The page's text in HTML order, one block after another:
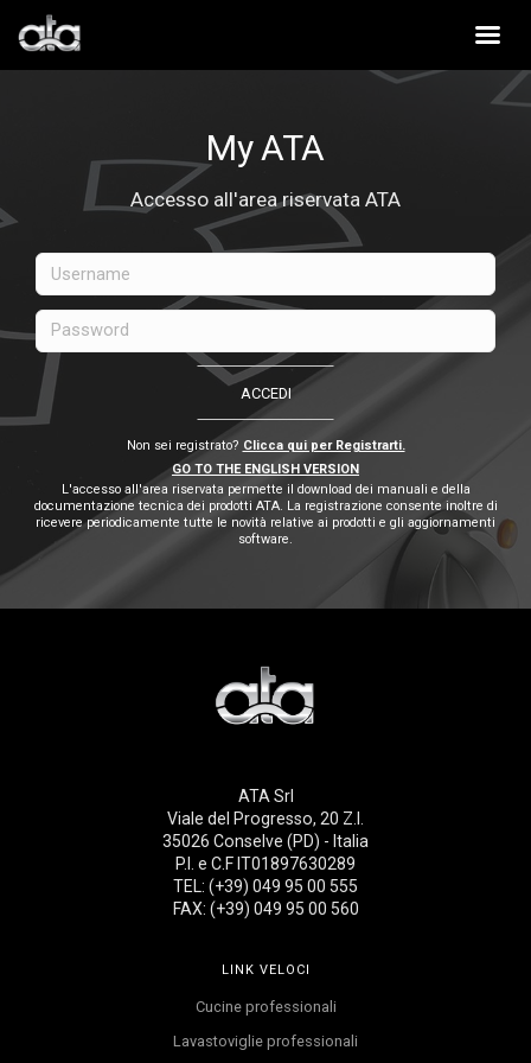
My ATA
Accesso all'area riservata ATA
ACCEDI
Non sei registrato? Clicca qui per Registrarti.
GO TO THE ENGLISH VERSION
L'accesso all'area riservata permette il download dei manuali e della
documentazione tecnica dei prodotti ATA. La registrazione consente inoltre di
ricevere periodicamente tutte le novità relative ai prodotti e gli aggiornamenti
software.
ATA Srl
Viale del Progresso, 20 Z.I.
35026 Conselve (PD) - Italia
P.I. e C.F IT01897630289
TEL: (+39) 049 95 00 555
FAX: (+39) 049 95 00 560
LINK VELOCI
Cucine professionali
Lavastoviglie professionali